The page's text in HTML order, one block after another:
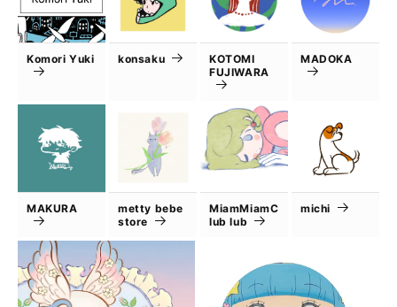
Komori Yuki konsaku
KOTOMI
FUJIWARA
MADOKA
MAKURA
metty bebe
store
MiamMiamC
lub lub
michi